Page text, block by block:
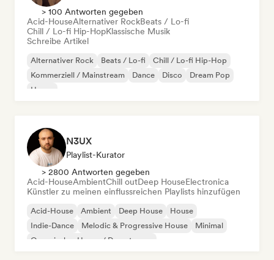
> 100 Antworten gegeben
Acid-HouseAlternativer RockBeats / Lo-fi
Chill / Lo-fi Hip-HopKlassische Musik
Schreibe Artikel
Alternativer Rock Beats / Lo-fi
Chill / Lo-fi Hip-Hop
Kommerziell / Mainstream
Dance Disco
Dream Pop
House
N3UX
Playlist-Kurator
> 2800 Antworten gegeben
Acid-HouseAmbientChill outDeep HouseElectronica
Künstler zu meinen einflussreichen Playlists hinzufügen
Acid-House Ambient Deep House
House
Indie-Dance
Melodic & Progressive House
Minimal
Organischer House / Downtempo